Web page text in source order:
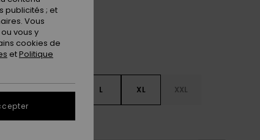
S M L XL XXL
Guide des tailles
publicités ; et
Vous
vous y
cookies de
etPolitique